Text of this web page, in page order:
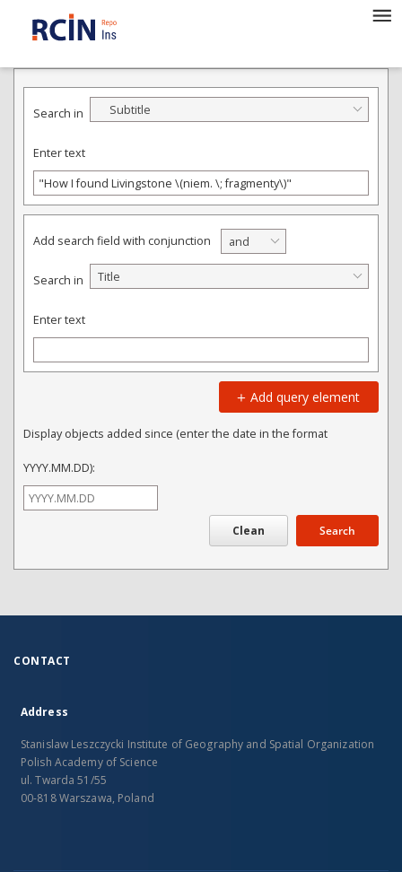
ADVANCED SEARCH
Search in Subtitle
Enter text
Add search field with conjunction and
Search in Title
Enter text
Add query element
Display objects added since (enter the date in the format
YYYY.MM.DD):
Search
CONTACT
Address
Stanislaw Leszczycki Institute of Geography and Spatial Organization
Polish Academy of Science
ul. Twarda 51/55
00-818 Warszawa, Poland